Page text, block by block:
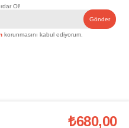
Ol!
Gönder
korunmasını kabul ediyorum.
. Tüm hakları saklıdır.
Web sitemizde yer alan
₺680,00